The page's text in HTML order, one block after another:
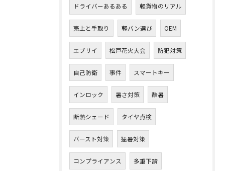
ドライバーあるある 軽貨物のリアル
売上と手取り 軽バン選び OEM
エブリイ 松戸花火大会 防犯対策
自己防衛 事件 スマートキー
インロック 暑さ対策 酷暑
断熱シェード タイヤ点検
バースト対策 猛暑対策
コンプライアンス 多重下請